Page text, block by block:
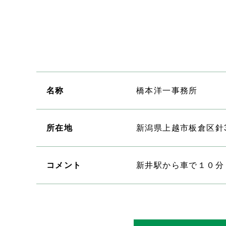
名称 橋本洋一事務所
所在地 新潟県上越市板倉区
コメント 新井駅から車で１０分